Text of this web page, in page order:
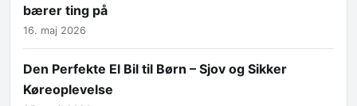
bærer ting på
16. maj 2026
Den Perfekte El Bil til Børn – Sjov og Sikker
Køreoplevelse